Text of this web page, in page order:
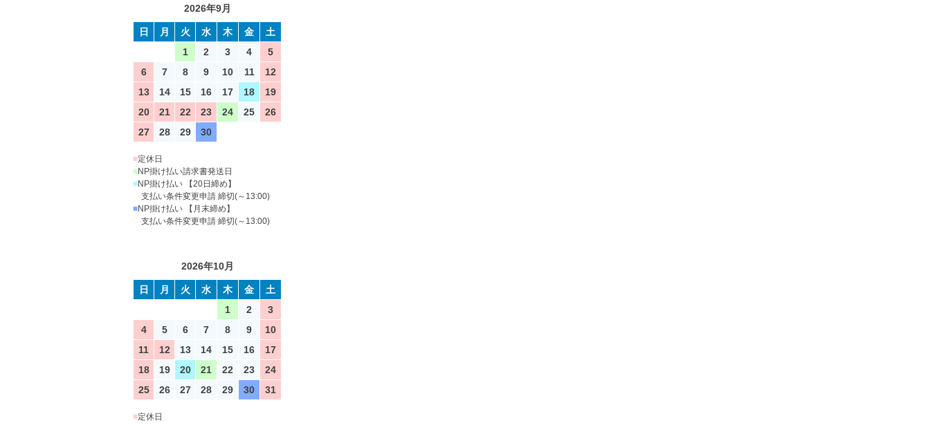
2026年9月
日 月 火 水 木 金
土
1
2 3 4
5
6
7 8 9 10 11
12
13
14 15 16 17 18
19
20
21 22 23 24 25
26
27
28 29 30
■定休日
■NP掛け払い請求書発送日
■NP掛け払い 【20日締め】
支払い条件変更申請 締切(～13:00)
■NP掛け払い 【月末締め】
支払い条件変更申請 締切(～13:00)
2026年10月
日 月 火 水 木 金
土
1
2
3
4
5 6 7 8 9
10
11
12 13 14 15 16
17
18
19 20 21 22 23
24
25
26 27 28 29 30 31
■定休日